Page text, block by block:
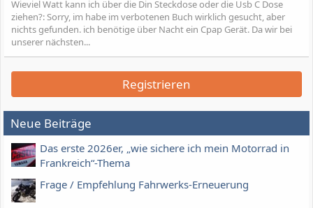
Wieviel Watt kann ich über die Din Steckdose oder die Usb C Dose
ziehen?: Sorry, im habe im verbotenen Buch wirklich gesucht, aber
nichts gefunden. ich benötige über Nacht ein Cpap Gerät. Da wir bei
unserer nächsten...
Registrieren
Neue Beiträge
Das erste 2026er, „wie sichere ich mein Motorrad in
Frankreich“-Thema
Frage / Empfehlung Fahrwerks-Erneuerung